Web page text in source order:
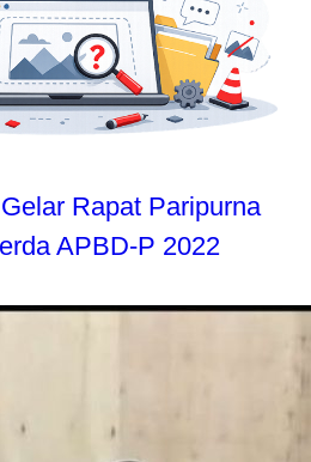
Rapat Paripurna
APBD-P 2022